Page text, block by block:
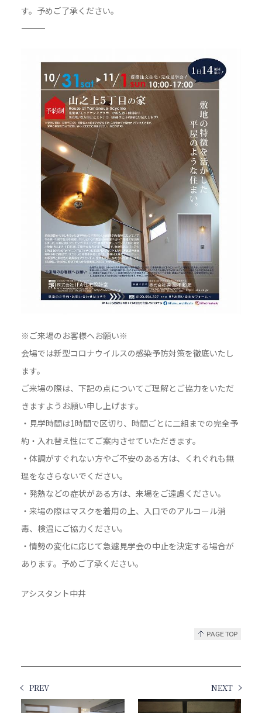
す。予めご了承ください。
―――――――――――――――――――――――――――――――――――――
※ご来場のお客様へお願い※
会場では新型コロナウイルスの感染予防対策を徹底いたし
ます。
ご来場の際は、下記の点についてご理解とご協力をいただ
きますようお願い申し上げます。
・見学時間は1時間で区切り、時間ごとに二組までの完全予
約・入れ替え性にてご案内させていただきます。
・体調がすぐれない方やご不安のある方は、くれぐれも無
理をなさらないでください。
・発熱などの症状がある方は、来場をご遠慮ください。
・来場の際はマスクを着用の上、入口でのアルコール消
毒、検温にご協力ください。
・情勢の変化に応じて急遽見学会の中止を決定する場合が
あります。予めご了承ください。
アシスタント中井
PREV NEXT